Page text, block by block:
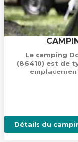
Le camping
(86410) est de
Détails du